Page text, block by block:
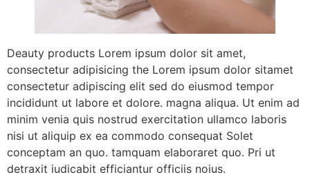
Deauty products Lorem ipsum dolor sit amet,
consectetur adipisicing the Lorem ipsum dolor sitamet
consectetur adipiscing elit sed do eiusmod tempor
incididunt ut labore et dolore. magna aliqua. Ut enim ad
minim venia quis nostrud exercitation ullamco laboris
nisi ut aliquip ex ea commodo consequat Solet
conceptam an quo. tamquam elaboraret quo. Pri ut
detraxit iudicabit efficiantur officiis noius.